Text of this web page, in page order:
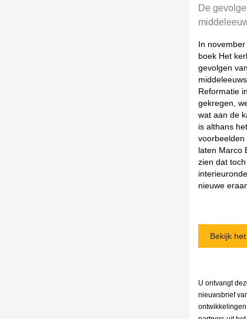
De
In
boek Het
gevolgen
Reformatie
gekregen,
wat aan de
is althans
voorbeelden
laten Marco
zien dat
nieuwe
Bekijk
U ontvangt
nieuwsbrief